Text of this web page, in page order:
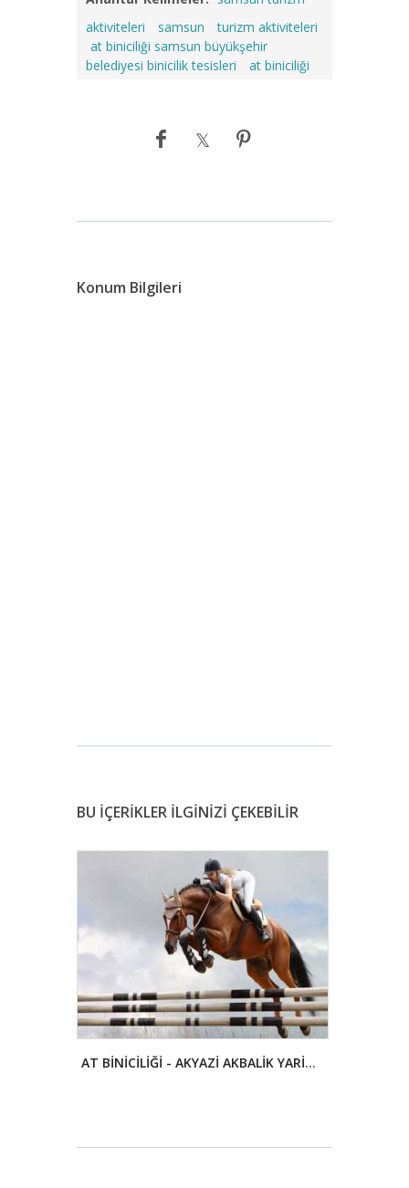
aktiviteleri
samsun
turizm aktiviteleri
at biniciliği samsun büyükşehir
belediyesi binicilik tesisleri
at biniciliği
Konum Bilgileri
BU İÇERİKLER İLGİNİZİ ÇEKEBİLİR
AT BİNİCİLİĞİ - AKYAZİ AKBALİK YARİŞ ALANİ